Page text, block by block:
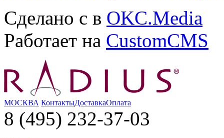
Сделано с в OKC.Media
Работает на CustomCMS
МОСКВА КонтактыДоставкаОплата
8 (495) 232-37-03